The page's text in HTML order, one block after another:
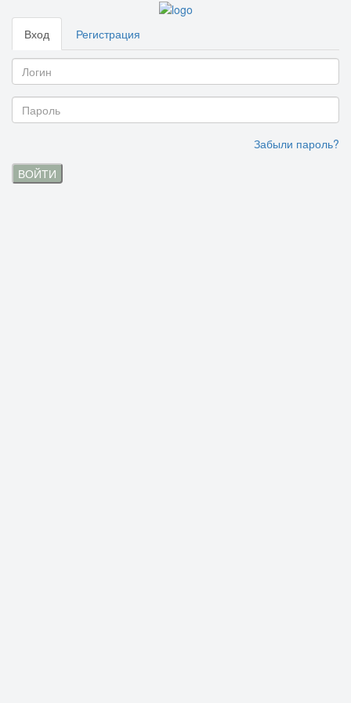
Вход Регистрация
Забыли пароль?
ВОЙТИ